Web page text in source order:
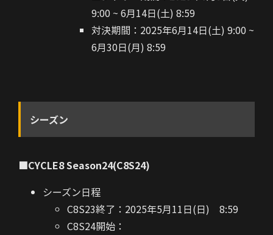
9:00 ~ 6月14日(土) 8:59
対決期間：2025年6月14日(土) 9:00 ~
6月30日(月) 8:59
シーズン
■CYCLE8 Season24(C8S24)
シーズン日程
C8S23終了：2025年5月11日(日) 8:59
C8S24開始：